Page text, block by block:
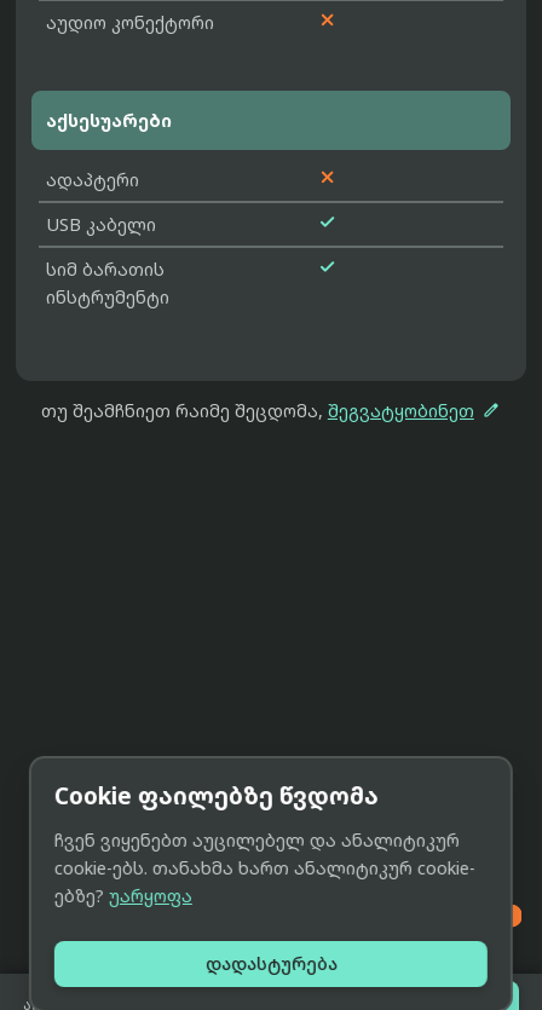
აუდიო კონექტორი

აქსესუარები
ადაპტერი 
USB კაბელი 
სიმ ბარათის
ინსტრუმენტი

თუ შეამჩნიეთ რაიმე შეცდომა, შეგვატყობინეთ 
არ არის გაყიდვაში შეთავაზებები

Cookie ფაილებზე წვდომა
ჩვენ ვიყენებთ აუცილებელ და ანალიტიკურ
cookie-ებს. თანახმა ხართ ანალიტიკურ cookie-
ებზე? უარყოფა
დადასტურება